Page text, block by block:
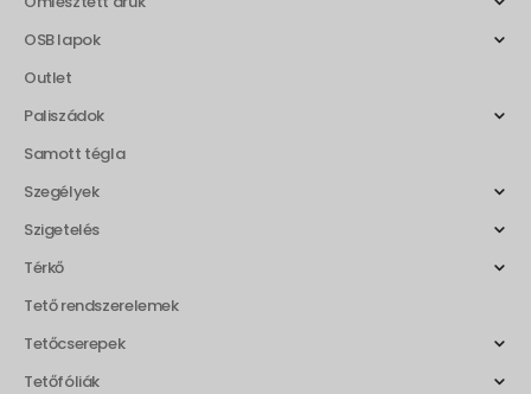
OSB lapok
Outlet
Paliszádok
Samott tégla
Szegélyek
Szigetelés
Térkő
Tető rendszerelemek
Tetőcserepek
Tetőfóliák